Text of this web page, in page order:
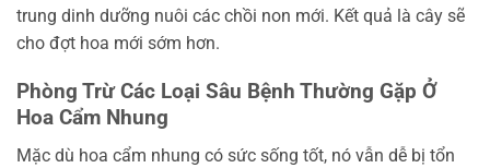
trung dinh dưỡng nuôi các chồi non mới. Kết quả là cây sẽ
cho đợt hoa mới sớm hơn.
Phòng Trừ Các Loại Sâu Bệnh Thường Gặp Ở
Hoa Cẩm Nhung
Mặc dù hoa cẩm nhung có sức sống tốt, nó vẫn dễ bị tổn